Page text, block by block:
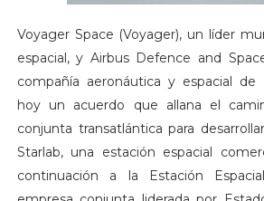
Voyager Space (Voyager), un líder
espacial, y Airbus Defence and
compañía aeronáutica y espacial de
hoy un acuerdo que allana el
conjunta transatlántica para
Starlab, una estación espacial
continuación a la Estación